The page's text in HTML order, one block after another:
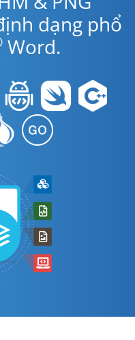
dạng phổ
Word.